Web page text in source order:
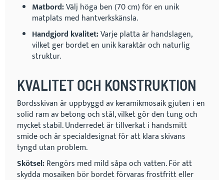
Matbord:Välj höga ben (70 cm) för en unik
matplats med hantverkskänsla.
Handgjord kvalitet:Varje platta är handslagen,
vilket ger bordet en unik karaktär och naturlig
struktur.
KVALITET OCH KONSTRUKTION
Bordsskivan är uppbyggd av keramikmosaik gjuten i en
solid ram av betong och stål, vilket gör den tung och
mycket stabil. Underredet är tillverkat i handsmitt
smide och är specialdesignat för att klara skivans
tyngd utan problem.
Skötsel:Rengörs med mild såpa och vatten. För att
skydda mosaiken bör bordet förvaras frostfritt eller